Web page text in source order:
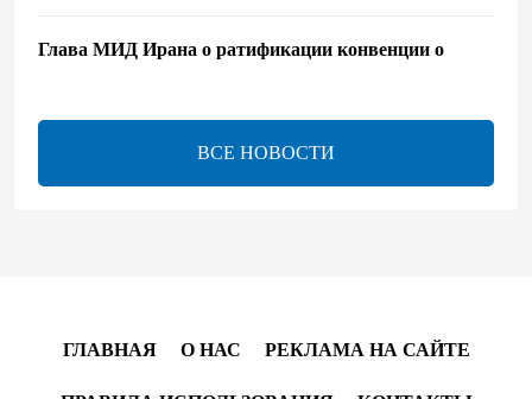
Глава МИД Ирана о ратификации конвенции о
17:56 8 августа 2026
Иран и Оман близки к соглашению по Ормузскому
институционализации процесса нормализации
между Азербайджаном и Арменией — Цукерман
ВСЕ НОВОСТИ
ГЛАВНАЯ О НАС РЕКЛАМА НА САЙТЕ